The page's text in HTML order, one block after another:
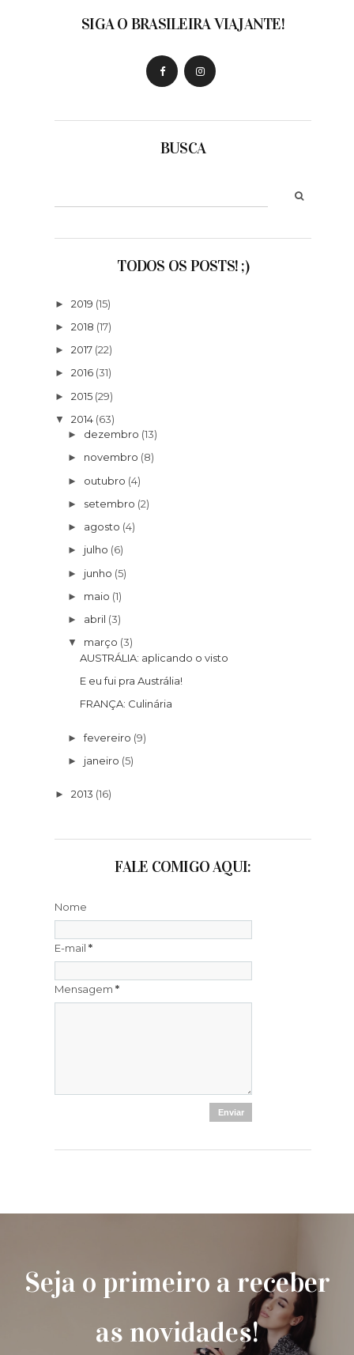
SIGA O BRASILEIRA VIAJANTE!
BUSCA
TODOS OS POSTS! ;)
► 2019 (15)
► 2018 (17)
► 2017 (22)
► 2016 (31)
► 2015 (29)
▼ 2014 (63)
► dezembro (13)
► novembro (8)
► outubro (4)
► setembro (2)
► agosto (4)
► julho (6)
► junho (5)
► maio (1)
► abril (3)
▼ março (3)
AUSTRÁLIA: aplicando o visto
E eu fui pra Austrália!
FRANÇA: Culinária
►fevereiro (9)
► janeiro (5)
► 2013 (16)
FALE COMIGO AQUI:
Nome
E-mail *
Mensagem *
Seja o primeiro a receber
as novidades!